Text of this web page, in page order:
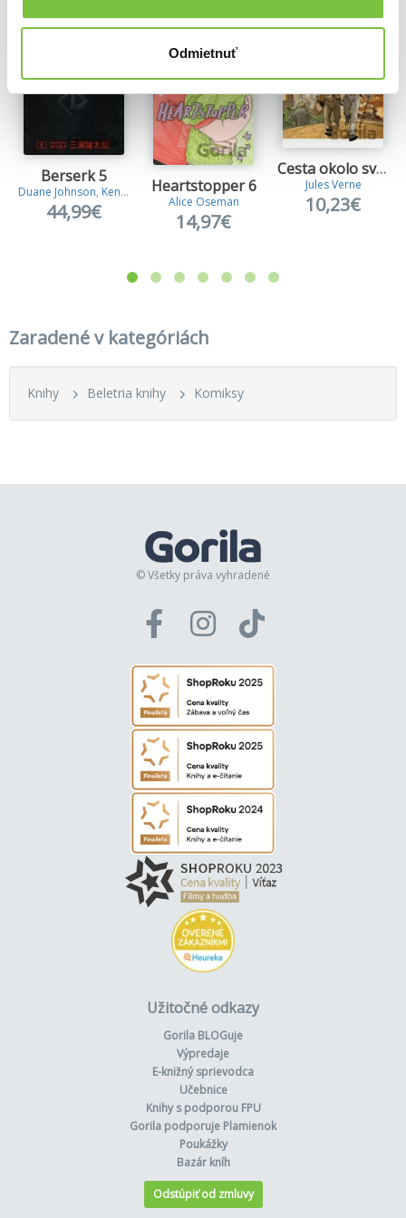
Odmietnuť
Berserk 5
Duane Johnson, Kentaro Miura
44,99€
Heartstopper 6
Alice Oseman
14,97€
Cesta okolo sveta za 80 dní
Jules Verne
10,23€
Zaradené v kategóriách
Knihy Beletria knihy Komiksy
© Všetky práva vyhradené
Užitočné odkazy
Gorila BLOGuje
Výpredaje
E-knižný sprievodca
Učebnice
Knihy s podporou FPU
Gorila podporuje Plamienok
Poukážky
Bazár kníh
Odstúpiť od zmluvy